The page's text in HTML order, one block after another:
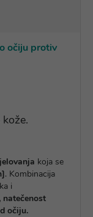
očiju protiv
koja se
. Kombinacija
i
natečenost
očiju.